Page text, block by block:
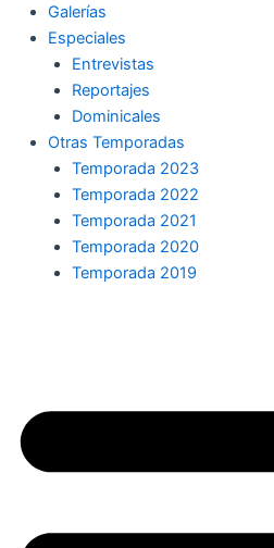
Galerías
Especiales
Entrevistas
Reportajes
Dominicales
Otras Temporadas
Temporada 2023
Temporada 2022
Temporada 2021
Temporada 2020
Temporada 2019